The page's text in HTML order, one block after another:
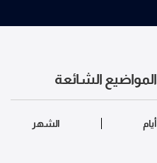
المواضيع الشائعة